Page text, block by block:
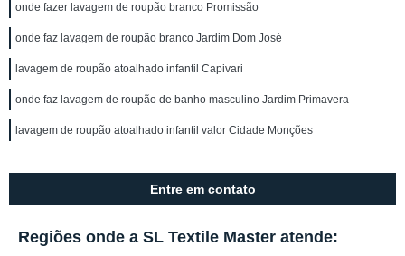
onde fazer lavagem de roupão branco Promissão
onde faz lavagem de roupão branco Jardim Dom José
lavagem de roupão atoalhado infantil Capivari
onde faz lavagem de roupão de banho masculino Jardim Primavera
lavagem de roupão atoalhado infantil valor Cidade Monções
Entre em contato
Regiões onde a SL Textile Master atende: